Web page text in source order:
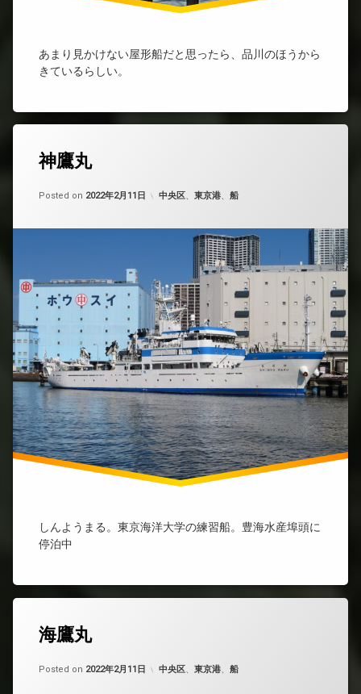
あまり見かけない屋形船だと思ったら、品川のほうから
きているらしい。
神鷹丸
Posted on 2022年2月11日
Updated on 2022年5月8日
by nobue
カテゴリー:
中央区、 東京港、 船
しんようまる。東京海洋大学の練習船。豊海水産埠頭に
停泊中
海鷹丸
Posted on 2022年2月11日
Updated on 2022年5月8日
by nobue
カテゴリー:
中央区、 東京港、 船